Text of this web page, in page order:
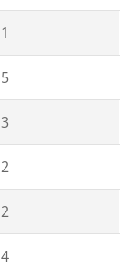
1
5
3
2
2
4